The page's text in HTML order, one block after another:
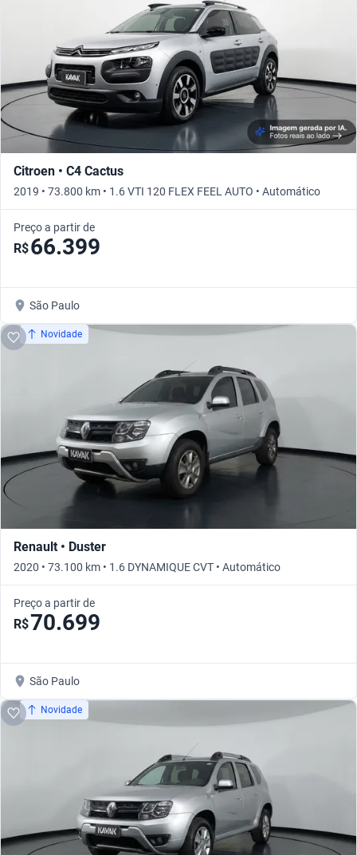
Citroen • C4 Cactus
2019 • 73.800 km • 1.6 VTI 120 FLEX FEEL AUTO • Automático
Preço a partir de
R$66.399
São Paulo
Novidade
Renault • Duster
2020 • 73.100 km • 1.6 DYNAMIQUE CVT • Automático
Preço a partir de
R$70.699
São Paulo
Novidade